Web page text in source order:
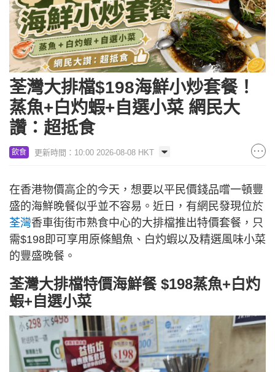
荃灣大排檔$198海鮮小炒套餐！
蒸魚+白灼蝦+自選小菜 網民大
讚：超抵食
飲食 更新時間：10:00 2026-08-08 HKT
在香港物價高企的今天，想要以平民價錢品嚐一頓豐
盛的海鮮晚餐似乎並不容易。近日，有網民發現位於
荃灣香車街街市熟食中心的大排檔推出特價套餐，只
需$198即可享用原條鯧魚、白灼蝦以及精選風味小菜
的豐盛晚餐。
荃灣大排檔特價海鮮餐 $198蒸魚+白灼
蝦+自選小菜